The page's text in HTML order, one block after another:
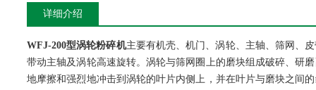
详细介绍
WFJ-200型涡轮粉碎机主要有机壳、机门、涡轮、主轴、筛网、
带动主轴及涡轮高速旋转。涡轮与筛网圈上的磨块组成破碎、研
地摩擦和强烈地冲击到涡轮的叶片内侧上，并在叶片与磨块之间